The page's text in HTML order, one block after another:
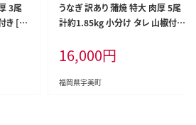
3尾
き [大
鰻
焼き
包装
うなぎ 訳あり 蒲焼 特大 肉厚 5尾
計約1.85kg 小分け タレ 山椒付き
ak830010] 不揃い 規格外 鰻 ウナ
ギ unagi うなぎ蒲焼 鰻蒲焼き 蒲
焼き かば焼き 真空パック 個包装
16,000円
福岡県宇美町